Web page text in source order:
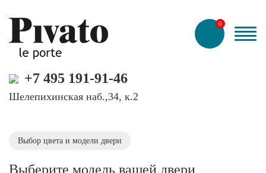
0
+7 495 191-91-46
Шелепихинская наб.,34, к.2
Выбор цвета и модели двери
Выберите модель вашей двери